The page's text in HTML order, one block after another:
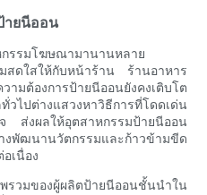
ายนีออน
รรมโฆษณามานานหลาย
ดใสให้กับหน้าร้าน ร้านอาหาร
มต้องการป้ายนีออนยังคงเติบโต
วไปต่างแสวงหาวิธีการที่โดดเด่น
ส่งผลให้อุตสาหกรรมป้ายนีออน
งพัฒนานวัตกรรมและก้าวข้ามขีด
เนื่อง
รวมของผู้ผลิตป้ายนีออนชั้นนำใน